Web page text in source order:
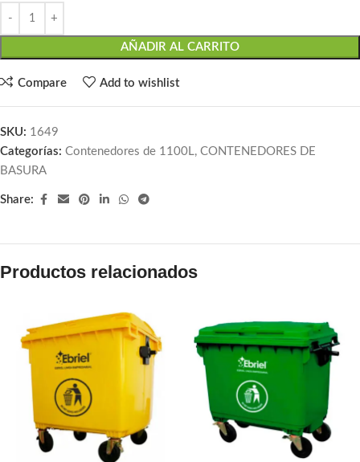
AÑADIR AL CARRITO
Compare Add to wishlist
SKU: 1649
Categorías: Contenedores de 1100L, CONTENEDORES DE
BASURA
Share:
Productos relacionados